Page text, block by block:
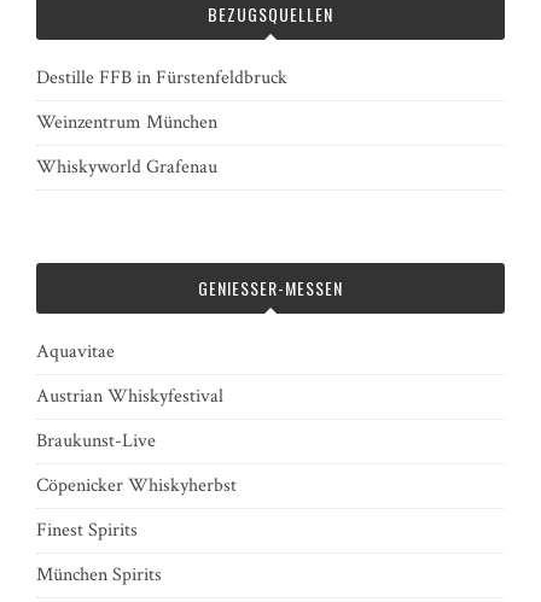
BEZUGSQUELLEN
Destille FFB in Fürstenfeldbruck
Weinzentrum München
Whiskyworld Grafenau
GENIESSER-MESSEN
Aquavitae
Austrian Whiskyfestival
Braukunst-Live
Cöpenicker Whiskyherbst
Finest Spirits
München Spirits